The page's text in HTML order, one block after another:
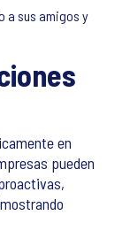
a sus amigos y
en
pueden